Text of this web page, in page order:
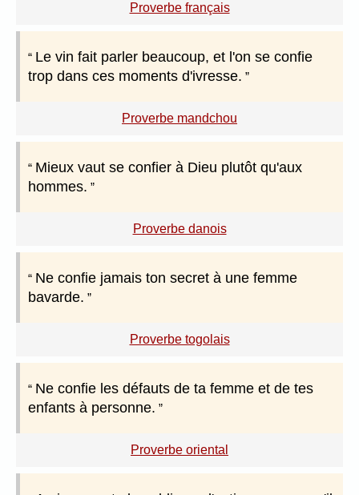
Proverbe français
Le vin fait parler beaucoup, et l'on se confie
trop dans ces moments d'ivresse.
Proverbe mandchou
Mieux vaut se confier à Dieu plutôt qu'aux
hommes.
Proverbe danois
Ne confie jamais ton secret à une femme
bavarde.
Proverbe togolais
Ne confie les défauts de ta femme et de tes
enfants à personne.
Proverbe oriental